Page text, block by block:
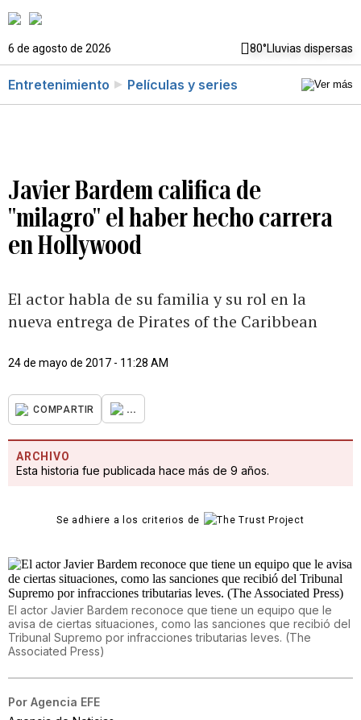
6 de agosto de 2026 80°Lluvias dispersas
Entretenimiento Películas y series
Javier Bardem califica de
"milagro" el haber hecho carrera
en Hollywood
El actor habla de su familia y su rol en la
nueva entrega de Pirates of the Caribbean
24 de mayo de 2017 - 11:28 AM
COMPARTIR ...
ARCHIVO
Esta historia fue publicada hace más de 9 años.
Se adhiere a los criterios de
El actor Javier Bardem reconoce que tiene un equipo que le
avisa de ciertas situaciones, como las sanciones que recibió del
Tribunal Supremo por infracciones tributarias leves. (The
Associated Press)
Por Agencia EFE